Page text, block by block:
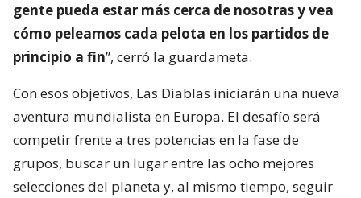
gente pueda estar más cerca de nosotras y vea
cómo peleamos cada pelota en los partidos de
principio a fin”, cerró la guardameta.
Con esos objetivos, Las Diablas iniciarán una nueva
aventura mundialista en Europa. El desafío será
competir frente a tres potencias en la fase de
grupos, buscar un lugar entre las ocho mejores
selecciones del planeta y, al mismo tiempo, seguir